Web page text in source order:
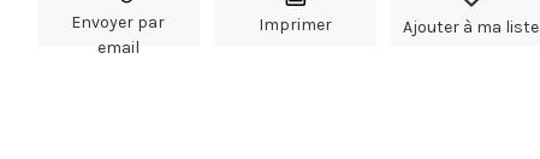
Envoyer par
email
Imprimer Ajouter à ma liste